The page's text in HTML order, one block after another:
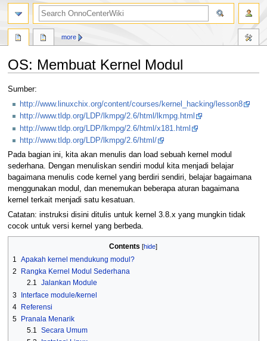
OS: Membuat Kernel Modul
Jump
navigation
Jump
search
Sumber:
http://www.linuxchix.org/content/courses/kernel_hacking/lesson8
http://www.tldp.org/LDP/lkmpg/2.6/html/lkmpg.html
http://www.tldp.org/LDP/lkmpg/2.6/html/x181.html
http://www.tldp.org/LDP/lkmpg/2.6/html/
Pada bagian ini, kita akan menulis dan load sebuah kernel modul
sederhana. Dengan menuliskan sendiri modul kita menjadi belajar
bagaimana menulis code kernel yang berdiri sendiri, belajar bagaimana
menggunakan modul, dan menemukan beberapa aturan bagaimana
kernel terkait menjadi satu kesatuan.
Catatan: instruksi disini ditulis untuk kernel 3.8.x yang mungkin tidak
cocok untuk versi kernel yang berbeda.
Contents
1 Apakah kernel mendukung modul?
2
Rangka Kernel Modul Sederhana
2.1 Jalankan Module
3 Interface module/kernel
4 Referensi
5
Pranala Menarik
5.1 Secara Umum
more
search